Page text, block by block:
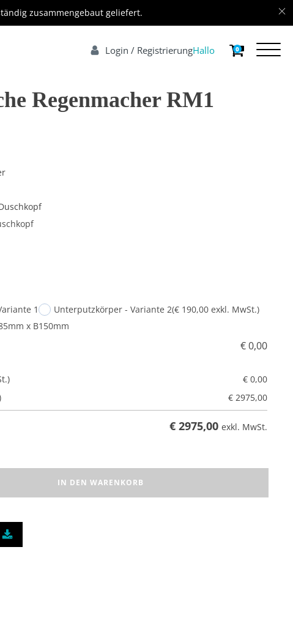
zusammengebaut geliefert.
Login / RegistrierungHallo 0
Regenmacher RM1
1
Unterputzkörper - Variante 2(€ 190,00 exkl. MwSt.)
x B150mm
€0,00
€ 0,00
€ 2975,00
€ 2975,00 exkl. MwSt.
IN DEN WARENKORB